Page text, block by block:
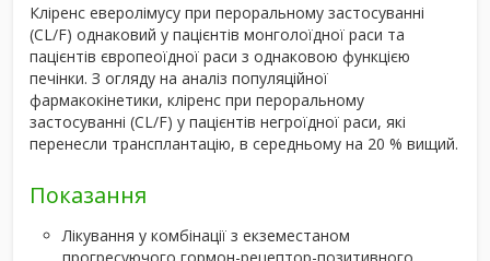
Кліренс еверолімусу при пероральному застосуванні
(CL/F) однаковий у пацієнтів монголоїдної раси та
пацієнтів європеоїдної раси з однаковою функцією
печінки. З огляду на аналіз популяційної
фармакокінетики, кліренс при пероральному
застосуванні (CL/F) у пацієнтів негроїдної раси, які
перенесли трансплантацію, в середньому на 20 % вищий.
Показання
Лікування у комбінації з екземестаном